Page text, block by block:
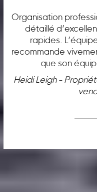
Organisation
détaillé
rapides.
recommande
que son
Heidi Leigh -